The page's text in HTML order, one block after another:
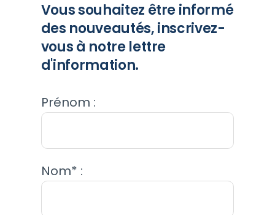
Vous souhaitez être informé
des nouveautés, inscrivez-
vous à notre lettre
d'information.
Prénom :
Nom* :